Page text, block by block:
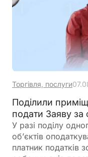
Торгівля, послуги
Поділили
подати Заяву
У разі поділу
об’єктів
платник податків